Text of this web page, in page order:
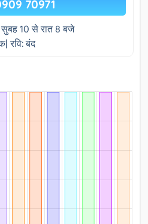
70971
10 से रात 8 बजे
रवि: बंद